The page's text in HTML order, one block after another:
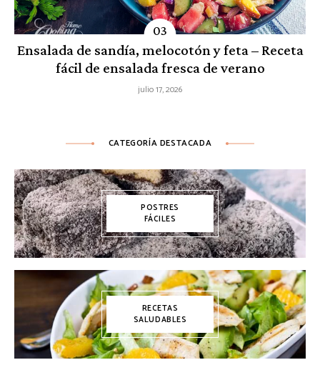
Ensalada de sandía, melocotón y feta – Receta
fácil de ensalada fresca de verano
julio 17, 2026
CATEGORÍA DESTACADA
POSTRES
FÁCILES
RECETAS
SALUDABLES